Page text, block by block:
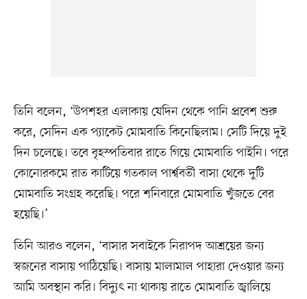
তিনি বলেন, ‘উপশহর এলাকায় যেদিন থেকে পানি প্রবেশ শুরু
করে, সেদিন এক প্যাকেট মোমবাতি কিনেছিলাম। সেটি দিয়ে দুই
দিন চলেছে। তবে বৃহস্পতিবার রাতে গিয়ে মোমবাতি পাইনি। পরে
কোনোরকমে রাত কাটিয়ে গতকাল পার্শ্ববর্তী বাসা থেকে দুটি
মোমবাতি সংগ্রহ করেছি। পরে শনিবারে মোমবাতি খুঁজতে বের
হয়েছি।’
তিনি আরও বলেন, ‘বাসার সবাইকে নিরাপদ আশ্রয়ের জন্য
স্বজনের বাসায় পাঠিয়েছি। বাসায় মালামাল পাহারা দেওয়ার জন্য
আমি অবস্থান করি। বিদ্যুৎ না থাকায় রাতে মোমবাতি জ্বালিয়ে